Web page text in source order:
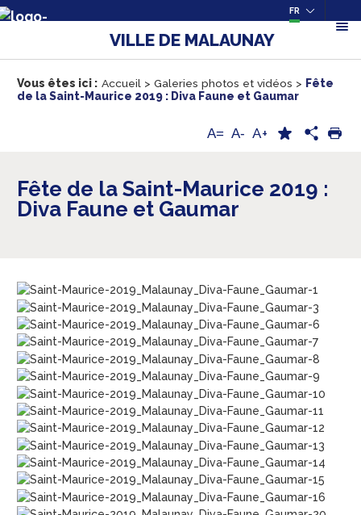
FR
VILLE DE MALAUNAY
Vous êtes ici : Accueil > Galeries photos et vidéos > Fête
de la Saint-Maurice 2019 : Diva Faune et Gaumar
A= A- A+
Fête de la Saint-Maurice 2019 :
Diva Faune et Gaumar